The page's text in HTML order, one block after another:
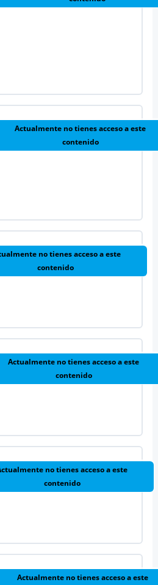
Actualmente no tienes acceso a este
contenido
no tienes acceso a este
contenido
Actualmente no tienes acceso a este
contenido
no tienes acceso a este
contenido
Actualmente no tienes acceso a este